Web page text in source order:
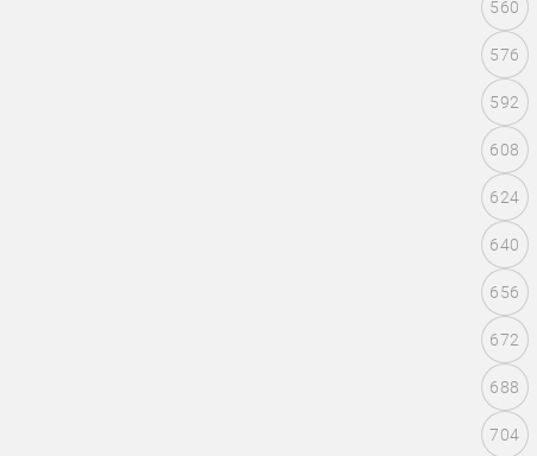
560
576
592
608
624
640
656
672
688
704